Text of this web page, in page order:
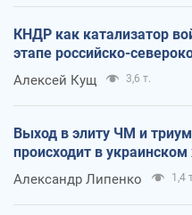
КНДР как катализатор
этапе российско-
Алексей Кущ 3,6 т.
Выход в элиту ЧМ и
происходит в украинском
Александр Липенко 1,4